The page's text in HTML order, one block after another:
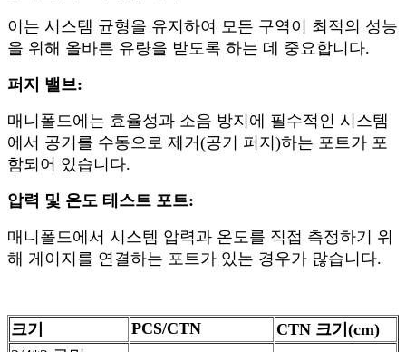
이는 시스템 균형을 유지하여 모든 구역이 최적의 성능
을 위해 올바른 유량을 받도록 하는 데 중요합니다.
퍼지 밸브:
매니폴드에는 효율성과 소음 방지에 필수적인 시스템
에서 공기를 수동으로 제거(공기 퍼지)하는 포트가 포
함되어 있습니다.
압력 및 온도 테스트 포트:
매니폴드에서 시스템 압력과 온도를 직접 측정하기 위
해 게이지를 연결하는 포트가 있는 경우가 많습니다.
크기 PCS/CTN
CTN 크기(cm)